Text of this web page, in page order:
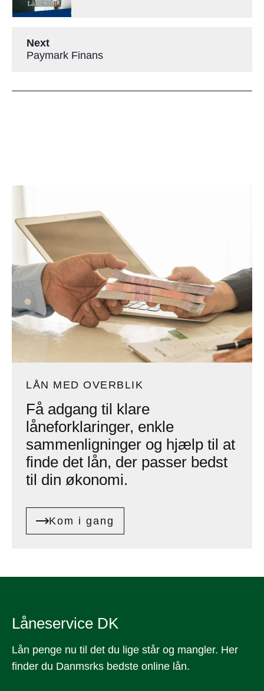
Next
Paymark Finans
LÅN MED OVERBLIK
Få adgang til klare
låneforklaringer, enkle
sammenligninger og hjælp til at
finde det lån, der passer bedst
til din økonomi.
Kom i gang
Låneservice DK
Lån penge nu til det du lige står og mangler. Her
finder du Danmsrks bedste online lån.